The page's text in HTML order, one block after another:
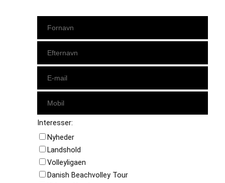
Interesser:
Nyheder
Landshold
Volleyligaen
Danish Beachvolley Tour